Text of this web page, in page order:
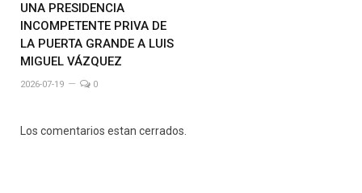
UNA PRESIDENCIA
INCOMPETENTE PRIVA DE
LA PUERTA GRANDE A LUIS
MIGUEL VÁZQUEZ
2026-07-19 0
Los comentarios estan cerrados.